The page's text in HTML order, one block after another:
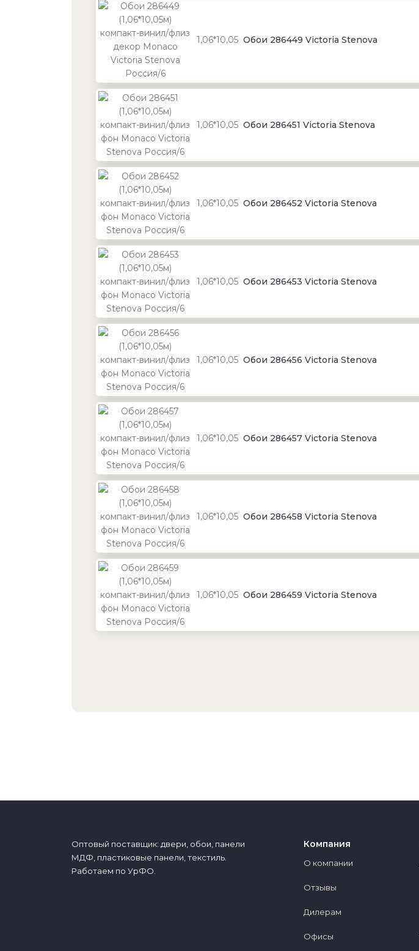
1,06*10,05 Обои 286449 Victoria Stenova
1,06*10,05 Обои 286451 Victoria Stenova
1,06*10,05 Обои 286452 Victoria Stenova
1,06*10,05 Обои 286453 Victoria Stenova
1,06*10,05 Обои 286456 Victoria Stenova
1,06*10,05 Обои 286457 Victoria Stenova
1,06*10,05 Обои 286458 Victoria Stenova
1,06*10,05 Обои 286459 Victoria Stenova
Оптовый поставщик: двери, обои, панели
МДФ, пластиковые панели, текстиль.
Работаем по УрФО.
Компания
О компании
Отзывы
Дилерам
Офисы